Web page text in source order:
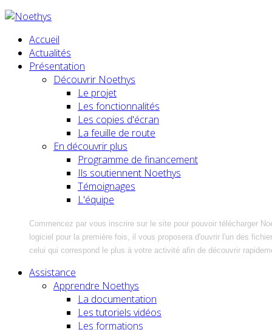
Accueil
Actualités
Présentation
Découvrir Noethys
Le projet
Les fonctionnalités
Les copies d'écran
La feuille de route
En découvrir plus
Programme de financement
Ils soutiennent Noethys
Témoignages
L'équipe
Commencez par vous inscrire sur le site pour pouvoir télécharger
logiciel pour la première fois, il vous proposera d'ouvrir l'un des
celui qui correspond le plus à votre activité afin de découvrir
Assistance
Apprendre Noethys
La documentation
Les tutoriels vidéos
Les formations